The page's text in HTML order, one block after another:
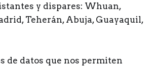
y dispares: Whuan,
Teherán, Abuja, Guayaquil,
de datos que nos permiten